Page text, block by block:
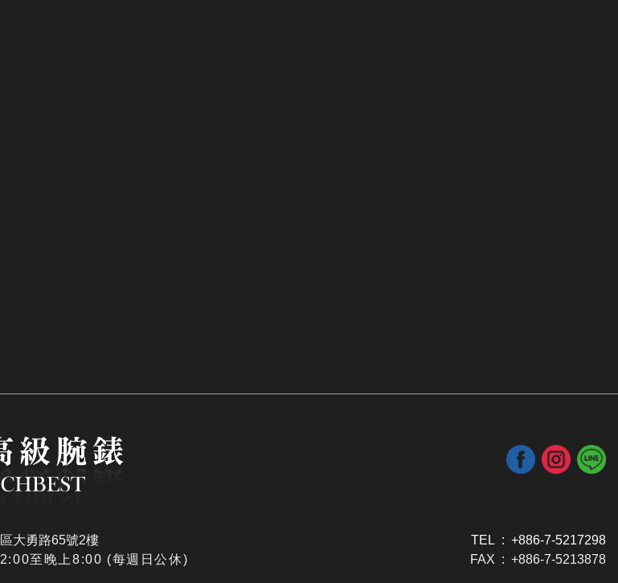
大勇路65號2樓
至晚上8:00 (每週日公休)
TEL : +886-7-5217298
FAX : +886-7-5213878